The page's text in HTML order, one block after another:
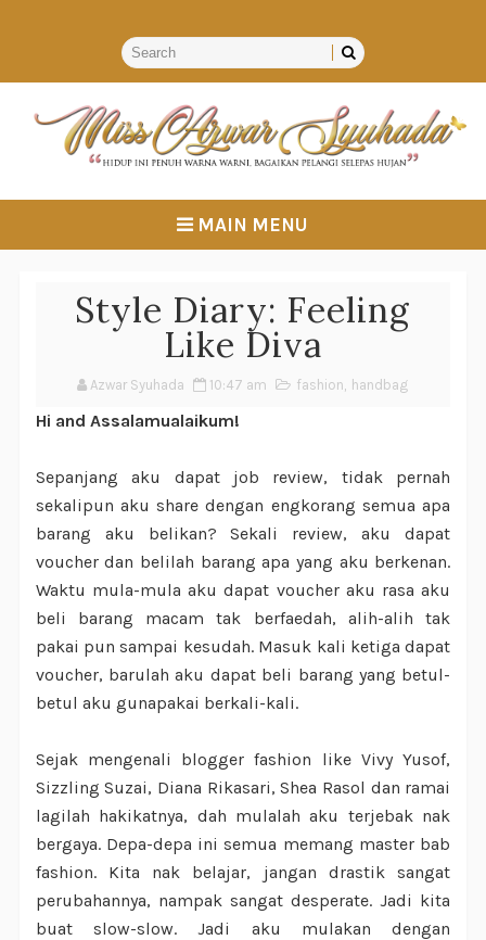
MAIN MENU
Style Diary: Feeling
Like Diva
Azwar Syuhada 10:47 am fashion handbag
Hi and Assalamualaikum!
Sepanjang aku dapat job review, tidak pernah
sekalipun aku share dengan engkorang semua apa
barang aku belikan? Sekali review, aku dapat
voucher dan belilah barang apa yang aku berkenan.
Waktu mula-mula aku dapat voucher aku rasa aku
beli barang macam tak berfaedah, alih-alih tak
pakai pun sampai kesudah. Masuk kali ketiga dapat
voucher, barulah aku dapat beli barang yang betul-
betul aku gunapakai berkali-kali.
Sejak mengenali blogger fashion like Vivy Yusof,
Sizzling Suzai, Diana Rikasari, Shea Rasol dan ramai
lagilah hakikatnya, dah mulalah aku terjebak nak
bergaya. Depa-depa ini semua memang master bab
fashion. Kita nak belajar, jangan drastik sangat
perubahannya, nampak sangat desperate. Jadi kita
buat slow-slow. Jadi aku mulakan dengan